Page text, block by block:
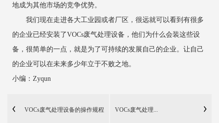
地成为其他市场的竞争优势。
我们现在走进各大工业园或者厂区，很远就可以看到有很多
的企业已经安装了VOCs废气处理设备，他们为什么会装这些设
备，很简单的一点，就是为了可持续的发展自己的企业。让自己
的企业可以在未来多少年立于不败之地。
小编：Zyqun
VOCs废气处理设备的操作规程 VOCs废气处理...